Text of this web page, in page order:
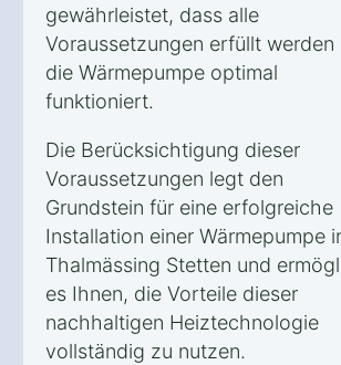
gewährleistet, dass alle
Voraussetzungen erfüllt werden
die Wärmepumpe optimal
funktioniert.
Die Berücksichtigung dieser
Voraussetzungen legt den
Grundstein für eine erfolgreiche
Installation einer Wärmepumpe
Thalmässing Stetten und
es Ihnen, die Vorteile dieser
nachhaltigen Heiztechnologie
vollständig zu nutzen.